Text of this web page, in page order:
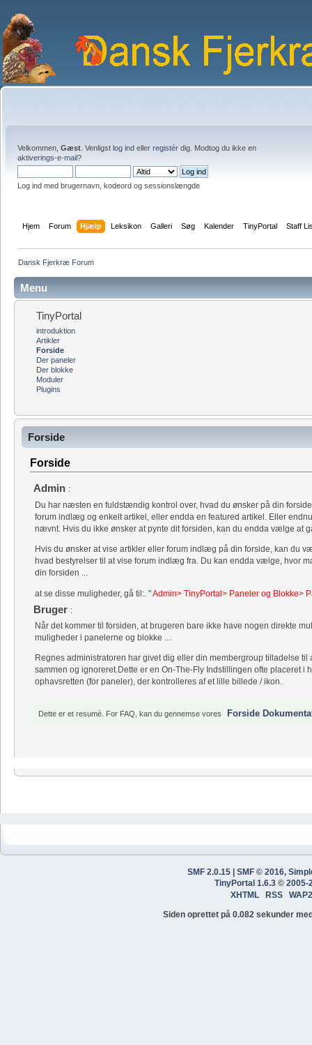
Velkommen, Gæst . Venligst log ind eller registér dig. Modtog du ikke en
aktiverings-e-mail?
Log ind med brugernavn, kodeord og sessionslængde
Hjem Forum Hjælp Leksikon Galleri Søg Kalender TinyPortal Staff
Dansk Fjerkræ Forum
Menu
TinyPortal
introduktion
Artikler
Forside
Der paneler
Der blokke
Moduler
Plugins
Forside
Forside
Admin :
Du har næsten en fuldstændig kontrol over, hvad du ønsker på din
forum indlæg og enkelt artikel, eller endda en featured artikel. Eller
nævnt. Hvis du ikke ønsker at pynte dit forsiden, kan du endda vælge at
Hvis du ønsker at vise artikler eller forum indlæg på din forside, kan du
hvad bestyrelser til at vise forum indlæg fra. Du kan endda vælge, hvor
din forsiden ...
at se disse muligheder, gå til:. "Admin> TinyPortal> Paneler og Blokke>
Bruger :
Når det kommer til forsiden, at brugeren bare ikke have nogen direkte
muligheder i panelerne og blokke ...
Regnes administratoren har givet dig eller din membergroup tilladelse
sammen og ignoreret.Dette er en On-The-Fly Indstillingen ofte placeret i
ophavsretten (for paneler), der kontrolleres af et lille billede / ikon.
Dette er et resumé. For FAQ, kan du gennemse vores Forside
SMF 2.0.15| SMF © 2016,
TinyPortal 1.6.3 © 2005-
XHTML
RSS
WAP2
Siden oprettet på 0.082 sekunder